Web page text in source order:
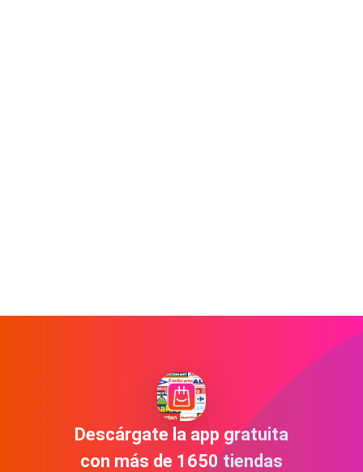
Descárgate la app gratuita
con más de 1650 tiendas